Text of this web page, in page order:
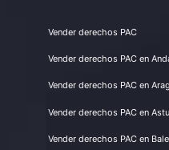
Vender derechos PAC
Vender derechos PAC en
Vender derechos PAC en
Vender derechos PAC en
Vender derechos PAC en